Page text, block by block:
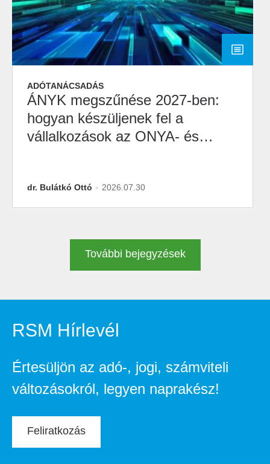
ADÓTANÁCSADÁS
ÁNYK megszűnése 2027-ben:
hogyan készüljenek fel a
vállalkozások az ONYA- és
dr. Bulátkó Ottó 2026.07.30
További bejegyzések
RSM Hírlevél
Értesüljön az adó-, jogi, számviteli
változásokról, legyen naprakész!
Feliratkozás